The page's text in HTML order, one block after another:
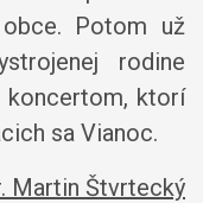
Potom už
rodine
koncertom, ktorí
sa Vianoc.
Martin Štvrtecký